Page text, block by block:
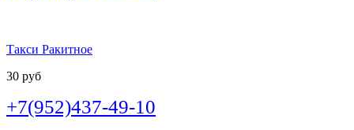
Такси Ракитное
30 руб
+7(952)437-49-10